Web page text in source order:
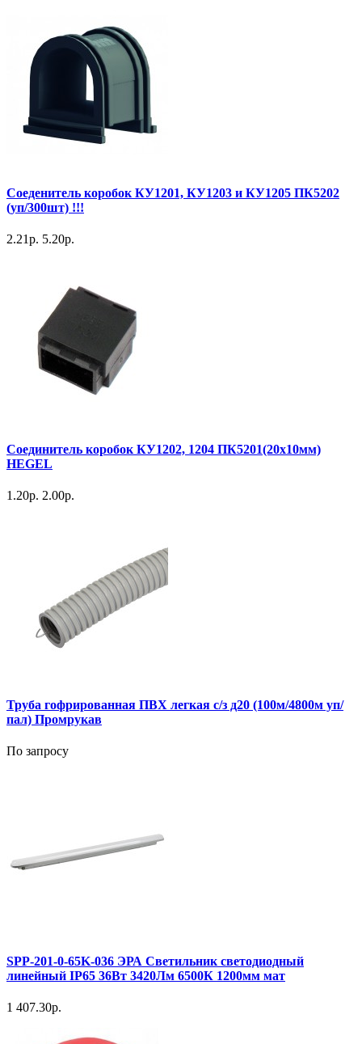
Соеденитель коробок КУ1201, КУ1203 и КУ1205 ПК5202
(уп/300шт) !!!
2.21р. 5.20р.
Соединитель коробок КУ1202, 1204 ПК5201(20х10мм)
HEGEL
1.20р. 2.00р.
Труба гофрированная ПВХ легкая с/з д20 (100м/4800м уп/
пал) Промрукав
По запросу
SPP-201-0-65K-036 ЭРА Светильник светодиодный
линейный IP65 36Вт 3420Лм 6500К 1200мм мат
1 407.30р.